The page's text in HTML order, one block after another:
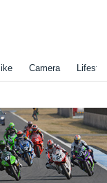
Camera